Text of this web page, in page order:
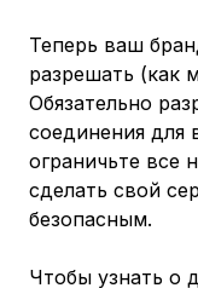
Теперь ваш
разрешать (как
Обязательно
соединения для
ограничьте все
сделать свой
безопасным.
Чтобы узнать о